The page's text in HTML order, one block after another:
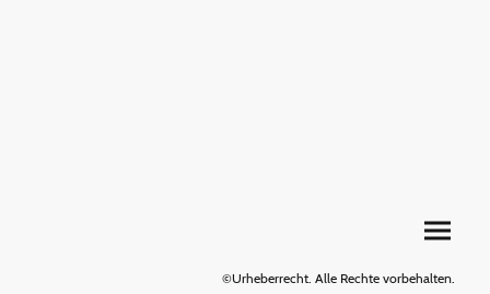
©Urheberrecht. Alle Rechte vorbehalten.